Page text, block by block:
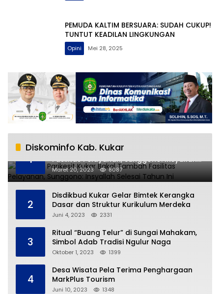
PEMUDA KALTIM BERSUARA: SUDAH CUKUP!
TUNTUT KEADILAN LINGKUNGAN
Opini Mei 28, 2025
Diskominfo Kab. Kukar
1
RSUD AM Parikesit Kukar Bakal Tambah
Fasilitas Pelayanan, Sunggono: Insyallah
Selesai Tahun Ini
Maret 20, 2023 8087
2
Disdikbud Kukar Gelar Bimtek Kerangka
Dasar dan Struktur Kurikulum Merdeka
Juni 4, 2023 2331
3
Ritual “Buang Telur” di Sungai Mahakam,
Simbol Adab Tradisi Ngulur Naga
Oktober 1, 2023 1399
4
Desa Wisata Pela Terima Penghargaan
MarkPlus Tourism
Juni 10, 2023 1348